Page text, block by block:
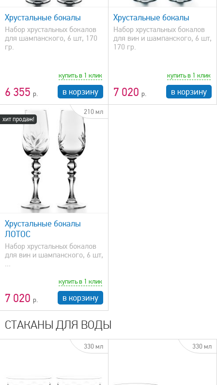
Хрустальные бокалы
Набор хрустальных бокалов
для шампанского, 6 шт, 170
гр.
6 355
купить в 1 клик
в корзину
Хрустальные бокалы
Набор хрустальных бокалов
для вин и шампанского, 6 шт,
170 гр.
7 020
купить в 1 клик
в корзину
хит продаж!
210 мл
Хрустальные бокалы
ЛОТОС
Набор хрустальных бокалов
для вин и шампанского, 6 шт,
...
7 020
купить в 1 клик
в корзину
СТАКАНЫ ДЛЯ ВОДЫ
330 мл 330 мл